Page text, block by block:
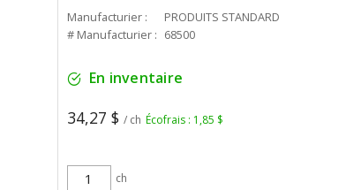
Manufacturier :
PRODUITS STANDARD
# Manufacturier : 68500
En inventaire
34,27 $ / ch Écofrais : 1,85 $
ch